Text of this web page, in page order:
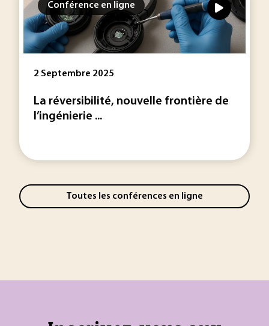
Conférence en ligne
2 Septembre 2025
La réversibilité, nouvelle frontière de
l’ingénierie ...
Toutes les conférences en ligne